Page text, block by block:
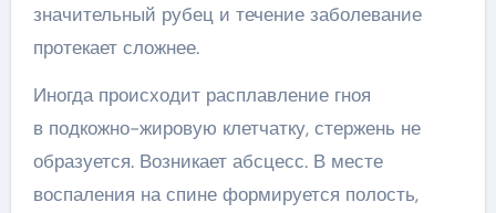
значительный рубец и течение заболевание
протекает сложнее.
Иногда происходит расплавление гноя
в подкожно-жировую клетчатку, стержень не
образуется. Возникает абсцесс. В месте
воспаления на спине формируется полость,